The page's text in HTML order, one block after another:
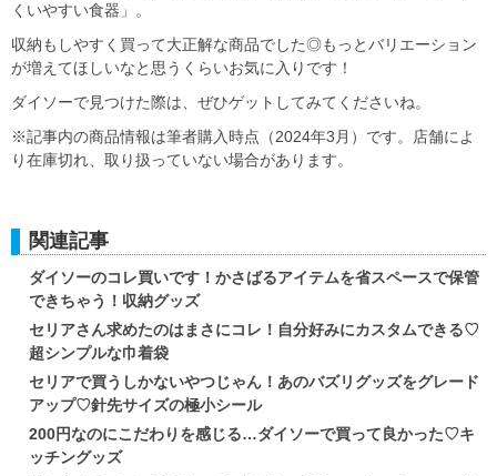
くいやすい食器」。
収納もしやすく買って大正解な商品でした◎もっとバリエーション
が増えてほしいなと思うくらいお気に入りです！
ダイソーで見つけた際は、ぜひゲットしてみてくださいね。
※記事内の商品情報は筆者購入時点（2024年3月）です。店舗によ
り在庫切れ、取り扱っていない場合があります。
関連記事
ダイソーのコレ買いです！かさばるアイテムを省スペースで保管
できちゃう！収納グッズ
セリアさん求めたのはまさにコレ！自分好みにカスタムできる♡
超シンプルな巾着袋
セリアで買うしかないやつじゃん！あのバズリグッズをグレード
アップ♡針先サイズの極小シール
200円なのにこだわりを感じる…ダイソーで買って良かった♡キ
ッチングッズ